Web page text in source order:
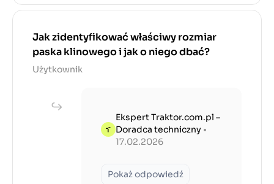
Jak zidentyfikować właściwy rozmiar
paska klinowego i jak o niego dbać?
Użytkownik
Ekspert Traktor.com.pl –
Doradca techniczny •
17.02.2026
Pokaż odpowiedź